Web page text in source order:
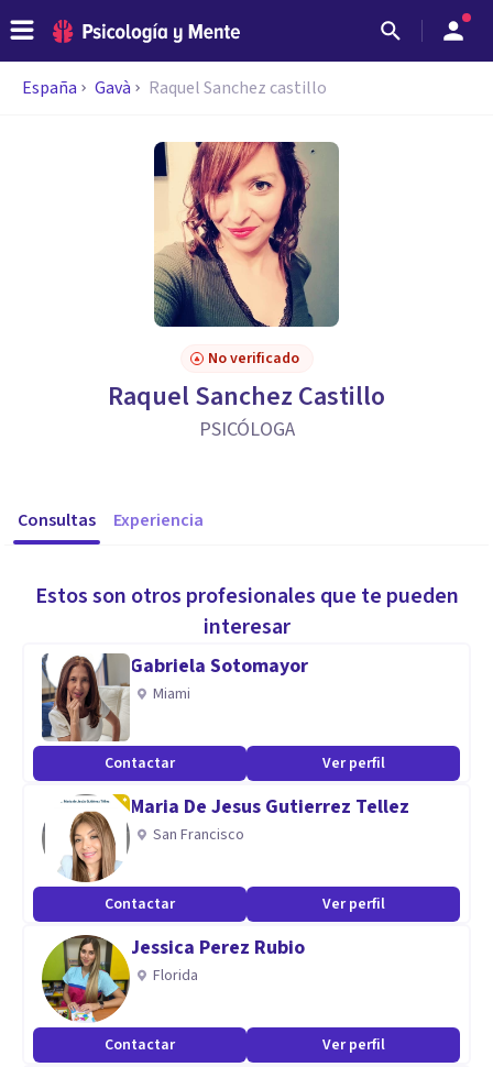
España Gavà Raquel Sanchez castillo
No verificado
Raquel Sanchez Castillo
PSICÓLOGA
Consultas Experiencia
Estos son otros profesionales que te pueden
interesar
Gabriela Sotomayor
Miami
Contactar Ver perfil
Maria De Jesus Gutierrez Tellez
San Francisco
Contactar Ver perfil
Jessica Perez Rubio
Florida
Contactar Ver perfil